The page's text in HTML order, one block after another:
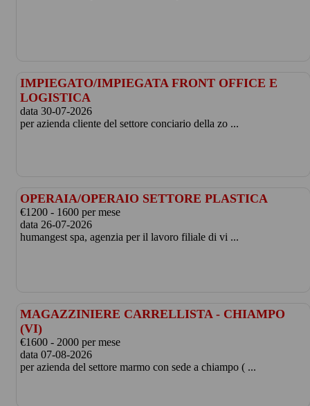
IMPIEGATO/IMPIEGATA FRONT OFFICE E
LOGISTICA
data 30-07-2026
per azienda cliente del settore conciario della zo ...
OPERAIA/OPERAIO SETTORE PLASTICA
€1200 - 1600 per mese
data 26-07-2026
humangest spa, agenzia per il lavoro filiale di vi ...
MAGAZZINIERE CARRELLISTA - CHIAMPO
(VI)
€1600 - 2000 per mese
data 07-08-2026
per azienda del settore marmo con sede a chiampo ( ...